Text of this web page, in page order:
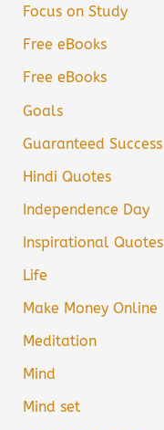
Focus on Study
Free eBooks
Free eBooks
Goals
Guaranteed Success
Hindi Quotes
Independence Day
Inspirational Quotes
Life
Make Money Online
Meditation
Mind
Mind set